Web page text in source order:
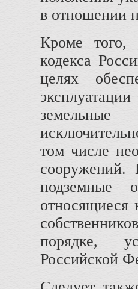
в отношении
Кроме того,
кодекса
целях
земельные
том числе
сооружений.
подземные
относящиеся
порядке,
Российской